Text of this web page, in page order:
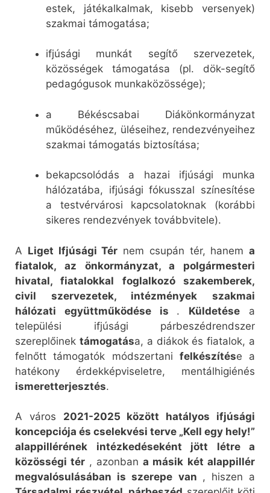
estek, játékalkalmak, kisebb versenyek)
szakmai támogatása;
ifjúsági munkát segítő szervezetek,
közösségek támogatása (pl. dök-segítő
pedagógusok munkaközössége);
a Békéscsabai Diákönkormányzat
működéséhez, üléseihez, rendezvényeihez
szakmai támogatás biztosítása;
bekapcsolódás a hazai ifjúsági munka
hálózatába, ifjúsági fókusszal színesítése
a testvérvárosi kapcsolatoknak (korábbi
sikeres rendezvények továbbvitele).
A Liget Ifjúsági Tér nem csupán tér, hanem a
fiatalok, az önkormányzat, a polgármesteri
hivatal, fiatalokkal foglalkozó szakemberek,
civil szervezetek, intézmények szakmai
hálózati együttműködése is . Küldetése a
települési ifjúsági párbeszédrendszer
szereplőinek támogatása, a diákok és fiatalok, a
felnőtt támogatók módszertani felkészítése a
hatékony érdekképviseletre, mentálhigiénés
ismeretterjesztés.
A város 2021-2025 között hatályos ifjúsági
koncepciója és cselekvési terve „Kell egy hely!”
alappillérének intézkedéseként jött létre a
közösségi tér , azonbana másik két alappillér
megvalósulásában is szerepe van , hiszen a